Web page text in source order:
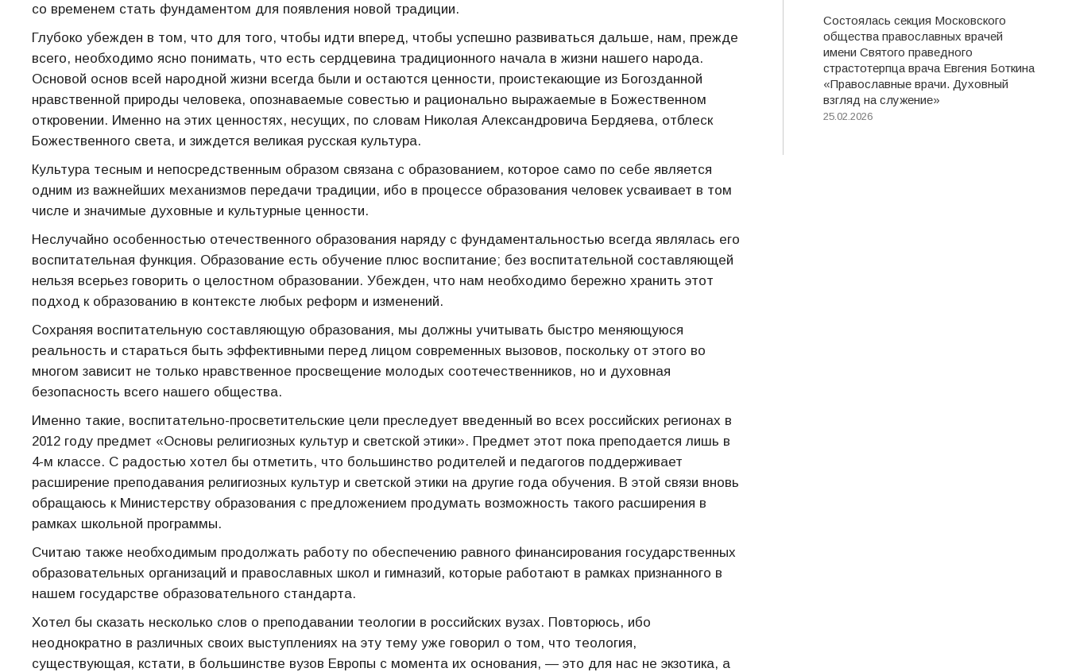
со временем стать фундаментом для появления новой традиции.
Глубоко убежден в том, что для того, чтобы идти вперед, чтобы успешно развиваться дальше, нам, прежде
всего, необходимо ясно понимать, что есть сердцевина традиционного начала в жизни нашего народа.
Основой основ всей народной жизни всегда были и остаются ценности, проистекающие из Богозданной
нравственной природы человека, опознаваемые совестью и рационально выражаемые в Божественном
откровении. Именно на этих ценностях, несущих, по словам Николая Александровича Бердяева, отблеск
Божественного света, и зиждется великая русская культура.
Культура тесным и непосредственным образом связана с образованием, которое само по себе является
одним из важнейших механизмов передачи традиции, ибо в процессе образования человек усваивает в том
числе и значимые духовные и культурные ценности.
Неслучайно особенностью отечественного образования наряду с фундаментальностью всегда являлась его
воспитательная функция. Образование есть обучение плюс воспитание; без воспитательной составляющей
нельзя всерьез говорить о целостном образовании. Убежден, что нам необходимо бережно хранить этот
подход к образованию в контексте любых реформ и изменений.
Сохраняя воспитательную составляющую образования, мы должны учитывать быстро меняющуюся
реальность и стараться быть эффективными перед лицом современных вызовов, поскольку от этого во
многом зависит не только нравственное просвещение молодых соотечественников, но и духовная
безопасность всего нашего общества.
Именно такие, воспитательно-просветительские цели преследует введенный во всех российских регионах в
2012 году предмет «Основы религиозных культур и светской этики». Предмет этот пока преподается лишь в
4-м классе. С радостью хотел бы отметить, что большинство родителей и педагогов поддерживает
расширение преподавания религиозных культур и светской этики на другие года обучения. В этой связи вновь
обращаюсь к Министерству образования с предложением продумать возможность такого расширения в
рамках школьной программы.
Считаю также необходимым продолжать работу по обеспечению равного финансирования государственных
образовательных организаций и православных школ и гимназий, которые работают в рамках признанного в
нашем государстве образовательного стандарта.
Хотел бы сказать несколько слов о преподавании теологии в российских вузах. Повторюсь, ибо
неоднократно в различных своих выступлениях на эту тему уже говорил о том, что теология,
существующая, кстати, в большинстве вузов Европы с момента их основания, — это для нас не экзотика, а
Состоялась секция Московского
общества православных врачей
имени Святого праведного
страстотерпца врача Евгения Боткина
«Православные врачи. Духовный
взгляд на служение»
25.02.2026